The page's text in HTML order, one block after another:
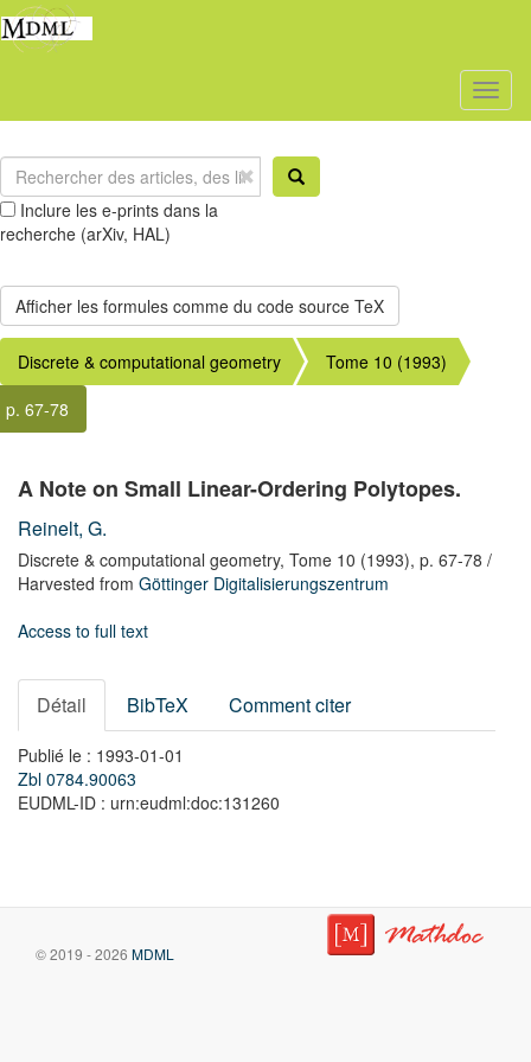
Inclure les e-prints dans la
recherche (arXiv, HAL)
Discrete & computational geometry
Tome 10 (1993)
p. 67-78
A Note on Small Linear-Ordering Polytopes.
Reinelt, G.
Discrete & computational geometry, Tome 10 (1993), p. 67-78 /
Harvested from Göttinger Digitalisierungszentrum
Access to full text
Détail BibTeX Comment citer
Publié le : 1993-01-01
Zbl 0784.90063
EUDML-ID : urn:eudml:doc:131260
© 2019 - 2026 MDML